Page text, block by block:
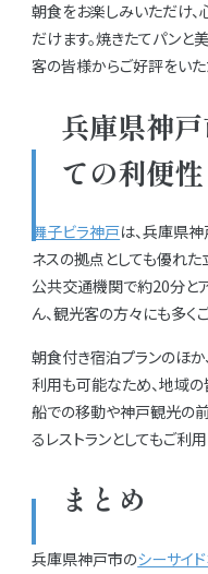
朝食をお楽しみいただけ
だけます。焼きたてパンと
客の皆様からご好評をいた
兵庫県神
ての利便性
舞子ビラ神戸は、兵庫県
ネスの拠点としても優れ
公共交通機関で約20分と
ん、観光客の方々にも多く
朝食付き宿泊プランのほか
利用も可能なため、地域の
船での移動や神戸観光の
るレストランとしてもご利
まとめ
兵庫県神戸市のシーサイ